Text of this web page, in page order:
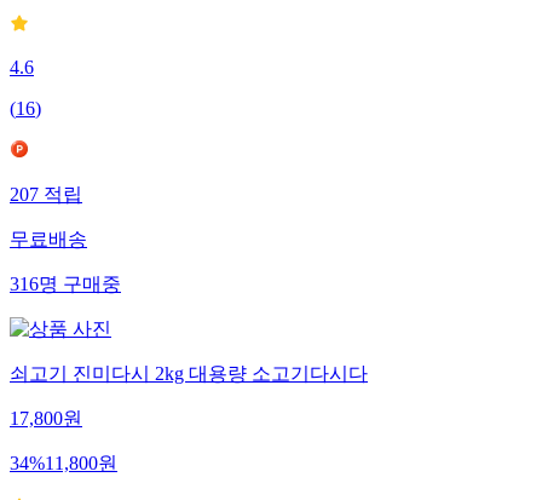
4.6
(16)
207적립
무료배송
316명구매중
쇠고기 진미다시 2kg 대용량 소고기다시다
17,800원
34%11,800원